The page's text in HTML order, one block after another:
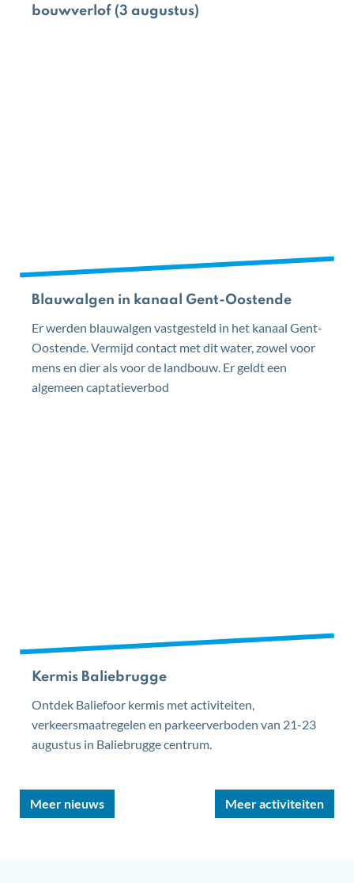
bouwverlof (3 augustus)
Blauwalgen in kanaal Gent-Oostende
Er werden blauwalgen vastgesteld in het kanaal Gent-
Oostende. Vermijd contact met dit water, zowel voor
mens en dier als voor de landbouw. Er geldt een
algemeen captatieverbod
Kermis Baliebrugge
Ontdek Baliefoor kermis met activiteiten,
verkeersmaatregelen en parkeerverboden van 21-23
augustus in Baliebrugge centrum.
Meer nieuws Meer activiteiten